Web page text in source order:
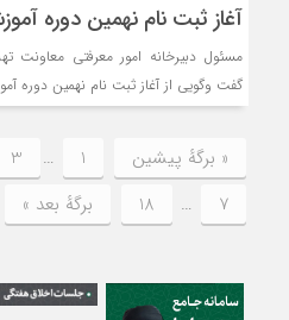
آغاز ثبت نام نهمین دوره
مسئول دبیرخانه امور معرفتی معاونت
گفت وگویی از آغاز ثبت نام نهمین دوره
« برگه‌ٔ پیشین 1
…
3
7
…
18 برگهٔ بعد »